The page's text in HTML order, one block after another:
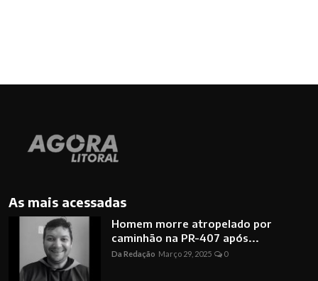
As mais acessadas
Homem morre atropelado por
caminhão na PR-407 após...
Da Redação Março 29, 2025 0